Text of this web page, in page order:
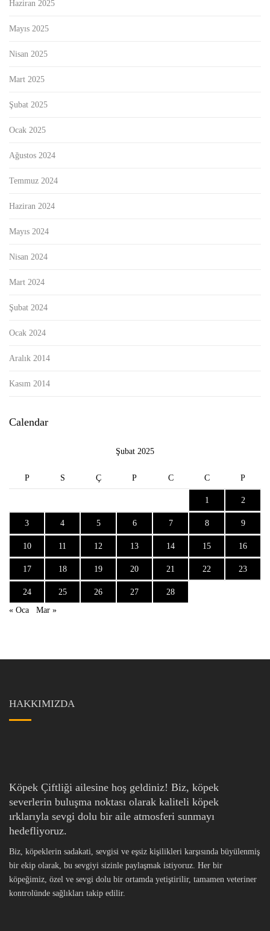
Haziran 2025
Mayıs 2025
Nisan 2025
Mart 2025
Şubat 2025
Ocak 2025
Ağustos 2024
Temmuz 2024
Haziran 2024
Mayıs 2024
Nisan 2024
Mart 2024
Şubat 2024
Ocak 2024
Aralık 2014
Kasım 2014
Calendar
Şubat 2025
P S Ç P C C P
1 2
3 4 5 6 7 8 9
10 11 12 13 14 15 16
17 18 19 20 21 22 23
24 25 26 27
28
« Oca
Mar »
HAKKIMIZDA
Köpek Çiftliği ailesine hoş geldiniz! Biz, köpek
severlerin buluşma noktası olarak kaliteli köpek
ırklarıyla sevgi dolu bir aile atmosferi sunmayı
hedefliyoruz.
Biz, köpeklerin sadakati, sevgisi ve eşsiz kişilikleri karşısında büyülenmiş
bir ekip olarak, bu sevgiyi sizinle paylaşmak istiyoruz. Her bir
köpeğimiz, özel ve sevgi dolu bir ortamda yetiştirilir, tamamen veteriner
kontrolünde sağlıkları takip edilir.